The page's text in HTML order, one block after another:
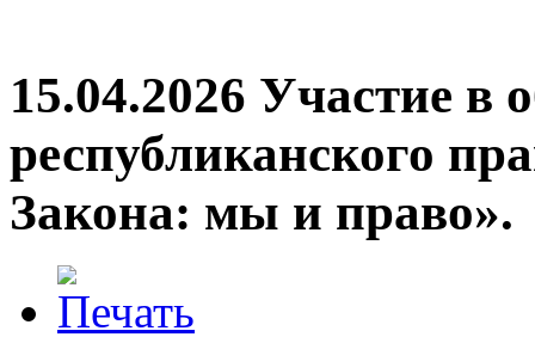
15.04.2026 Участие в
республиканского
Закона: мы и право».